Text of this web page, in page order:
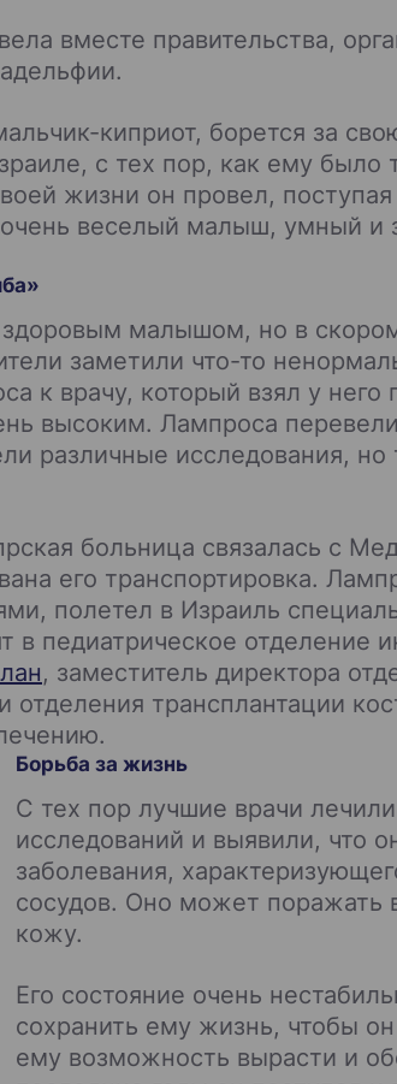
вместе правительства,
киприот, борется за
с тех пор, как ему было
жизни он провел,
веселый малыш, умный и
малышом, но в
заметили что-то
к врачу, который взял у него
высоким. Лампроса
различные исследования, но
больница связалась с
его транспортировка.
полетел в Израиль
педиатрическое отделение
, заместитель директора
отделения трансплантации
Борьба за жизнь
С тех пор лучшие врачи
исследований и выявили, что
заболевания,
сосудов. Оно может поражать
кожу.
Его состояние очень
сохранить ему жизнь, чтобы
ему возможность вырасти и